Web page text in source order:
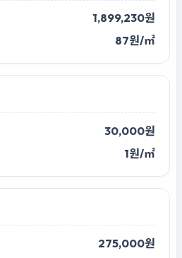
1,899,230원
87원/㎡
30,000원
1원/㎡
275,000원